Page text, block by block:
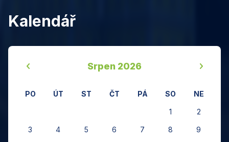
Kalendář
Srpen 2026
PO ÚT ST ČT PÁ SO NE
1 2
3 4 5 6 7 8 9